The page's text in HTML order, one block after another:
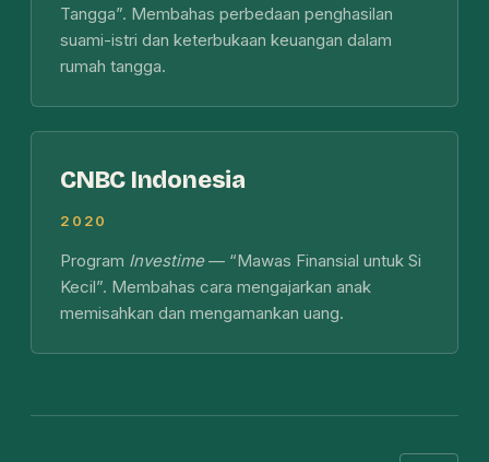
Tangga”. Membahas perbedaan penghasilan
suami-istri dan keterbukaan keuangan dalam
rumah tangga.
CNBC Indonesia
2020
Program Investime— “Mawas Finansial untuk Si
Kecil”. Membahas cara mengajarkan anak
memisahkan dan mengamankan uang.